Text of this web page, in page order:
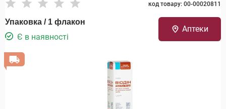
код товару: 00-00020811
Упаковка / 1 флакон
Є в наявності
Аптеки